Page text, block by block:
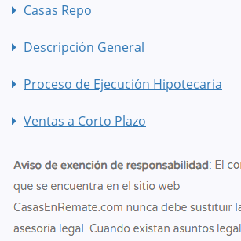
Casas Repo
Descripción General
Proceso de Ejecución Hipotecaria
Ventas a Corto Plazo